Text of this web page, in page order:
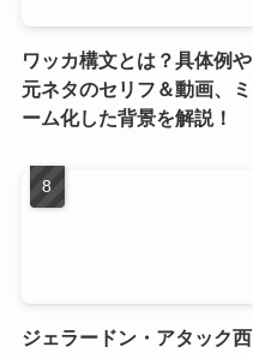
ワッカ構文とは？具体例や
元ネタのセリフ＆動画、ミ
ーム化した背景を解説！
ジェラードン・アタック西